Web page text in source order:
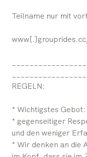
Teilname nur mit
REGELN:
* Wichtigstes
* gegenseitiger
und den weniger
* Wir denken an die